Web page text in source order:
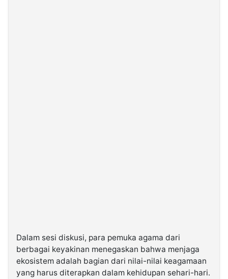
Dalam sesi diskusi, para pemuka agama dari
berbagai keyakinan menegaskan bahwa menjaga
ekosistem adalah bagian dari nilai-nilai keagamaan
yang harus diterapkan dalam kehidupan sehari-hari.